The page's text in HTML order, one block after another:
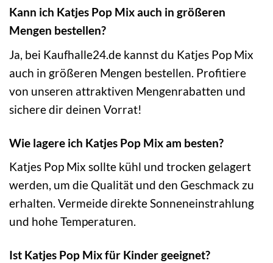
Kann ich Katjes Pop Mix auch in größeren
Mengen bestellen?
Ja, bei Kaufhalle24.de kannst du Katjes Pop Mix
auch in größeren Mengen bestellen. Profitiere
von unseren attraktiven Mengenrabatten und
sichere dir deinen Vorrat!
Wie lagere ich Katjes Pop Mix am besten?
Katjes Pop Mix sollte kühl und trocken gelagert
werden, um die Qualität und den Geschmack zu
erhalten. Vermeide direkte Sonneneinstrahlung
und hohe Temperaturen.
Ist Katjes Pop Mix für Kinder geeignet?